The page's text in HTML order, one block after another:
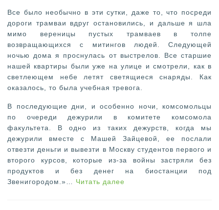
Все было необычно в эти сутки, даже то, что посреди
дороги трамваи вдруг остановились, и дальше я шла
мимо вереницы пустых трамваев в толпе
возвращающихся с митингов людей. Следующей
ночью дома я проснулась от выстрелов. Все старшие
нашей квартиры были уже на улице и смотрели, как в
светлеющем небе летят светящиеся снаряды. Как
оказалось, то была учебная тревога.
В последующие дни, и особенно ночи, комсомольцы
по очереди дежурили в комитете комсомола
факультета. В одно из таких дежурств, когда мы
дежурили вместе с Машей Зайцевой, ее послали
отвезти деньги и вывезти в Москву студентов первого и
второго курсов, которые из-за войны застряли без
продуктов и без денег на биостанции под
Звенигородом.»…
Читать далее